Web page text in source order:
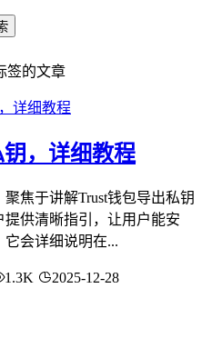
签的文章
，详细教程
聚焦于讲解Trust钱包导出私钥
供清晰指引，让用户能安
会详细说明在...
1.3K 2025-12-28